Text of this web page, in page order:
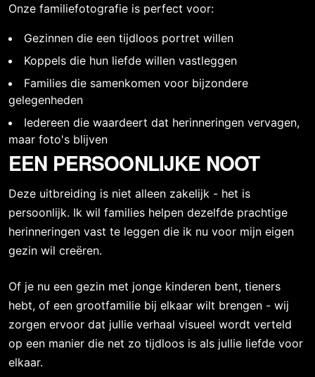
Onze familiefotografie is perfect voor:
Gezinnen die een tijdloos portret willen
Koppels die hun liefde willen vastleggen
Families die samenkomen voor bijzondere
gelegenheden
Iedereen die waardeert dat herinneringen vervagen,
maar foto's blijven
EEN PERSOONLIJKE NOOT
Deze uitbreiding is niet alleen zakelijk - het is
persoonlijk. Ik wil families helpen dezelfde prachtige
herinneringen vast te leggen die ik nu voor mijn eigen
gezin wil creëren.
Of je nu een gezin met jonge kinderen bent, tieners
hebt, of een grootfamilie bij elkaar wilt brengen - wij
zorgen ervoor dat jullie verhaal visueel wordt verteld
op een manier die net zo tijdloos is als jullie liefde voor
elkaar.